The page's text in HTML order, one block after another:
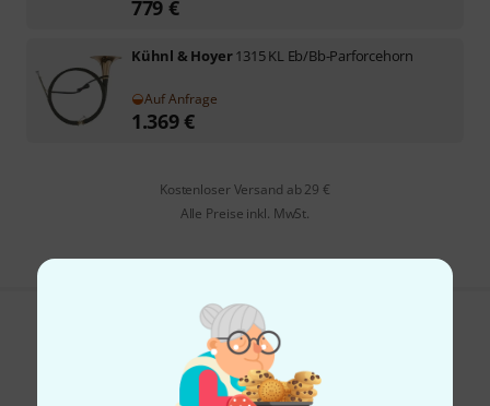
779 €
Kühnl & Hoyer1315 KL Eb/Bb-Parforcehorn
Auf Anfrage
1.369€
Kostenloser Versand ab 29 €
Alle Preise inkl. MwSt.
Gefällt Ihnen, was Sie sehen?
Teilen Hilfe & Feedback